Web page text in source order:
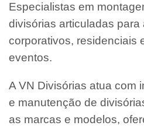
Especialistas em
divisórias articuladas para
corporativos, residenciais
eventos.
A VN Divisórias atua com
e manutenção de
as marcas e modelos,